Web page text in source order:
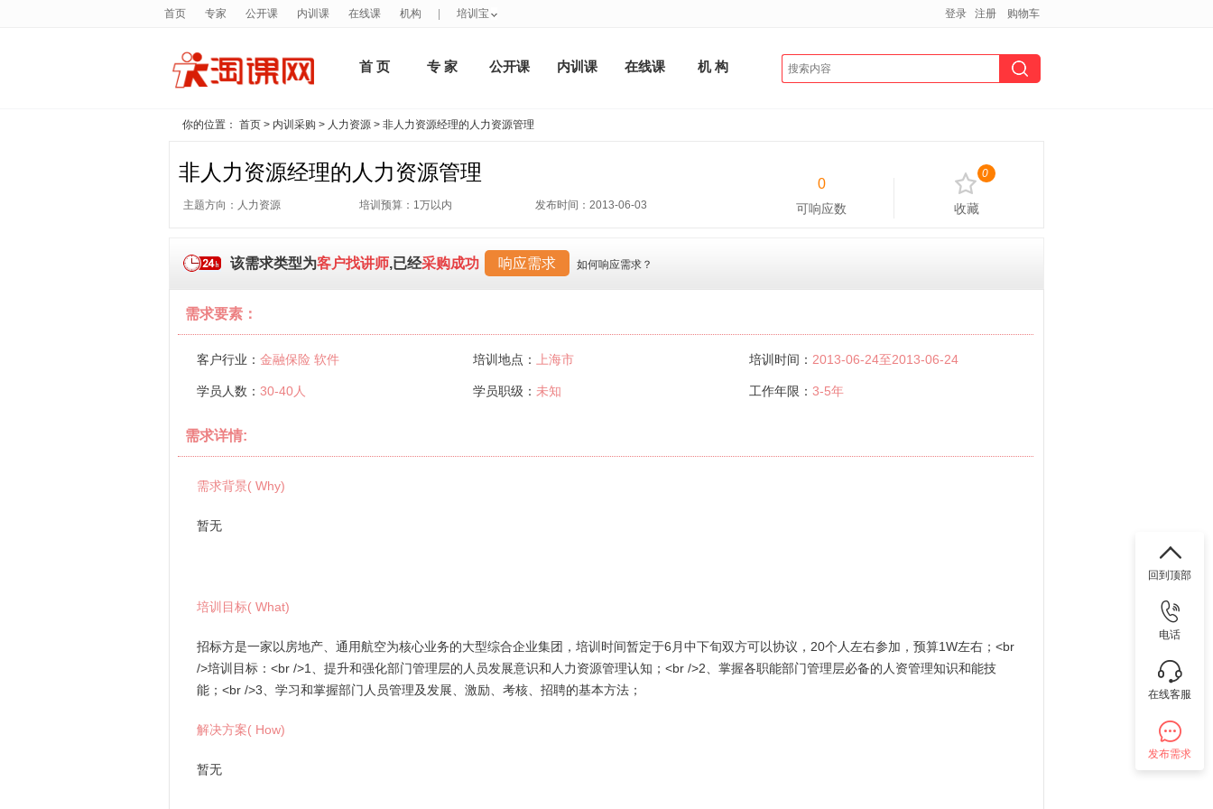
首页 专家 公开课 内训课 在线课 机构 培训宝 登录 注册 购物车
首 页 专 家 公开课 内训课 在线课 机 构
你的位置： 首页 > 内训采购 > 人力资源 > 非人力资源经理的人力资源管理
非人力资源经理的人力资源管理
主题方向：人力资源 培训预算：1万以内 发布时间：2013-06-03
0
可响应数
0
收藏
响应需求 如何响应需求？
该需求类型为客户找讲师,已经采购成功
需求要素：
客户行业： 金融保险 软件 培训地点： 上海市 培训时间： 2013-06-24至2013-06-24
学员人数： 30-40人 学员职级： 未知 工作年限： 3-5年
需求详情:
需求背景( Why)
暂无
培训目标( What)
招标方是一家以房地产、通用航空为核心业务的大型综合企业集团，培训时间暂定于6月中下旬双方可以协议，20个人左右参加，预算1W左右；<br
/>培训目标：<br />1、提升和强化部门管理层的人员发展意识和人力资源管理认知；<br />2、掌握各职能部门管理层必备的人资管理知识和能技
能；<br />3、学习和掌握部门人员管理及发展、激励、考核、招聘的基本方法；
解决方案( How)
暂无
回到顶部
电话
在线客服
发布需求